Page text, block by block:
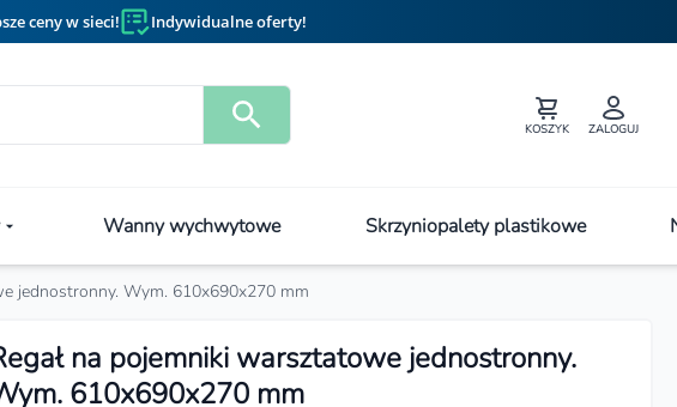
ceny w sieci! Indywidualne oferty!
KOSZYK ZALOGUJ
Wanny wychwytowe Skrzyniopalety plastikowe
jednostronny. Wym. 610x690x270 mm
na pojemniki warsztatowe jednostronny.
610x690x270 mm